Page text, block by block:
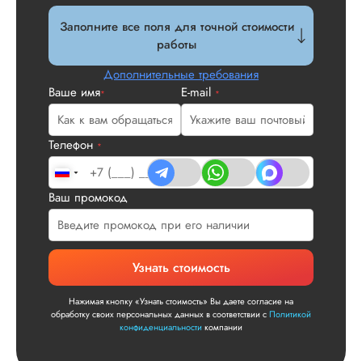
Заполните все поля для точной стоимости
работы
Дополнительные требования
Ваше имя* E-mail *
Телефон *
Ваш промокод
Узнать стоимость
Нажимая кнопку «Узнать стоимость» Вы даете согласие на
обработку своих персональных данных в соответствии сПолитикой
конфиденциальностикомпании
Нас полностью
устроила стоимость
услуги, наличие
официального
что не было
все в порядке в
плане. Научруки
не задалбывали,
посмотрели, что
и сказал...
Читаем ваши слова
Ответ от
Сергей